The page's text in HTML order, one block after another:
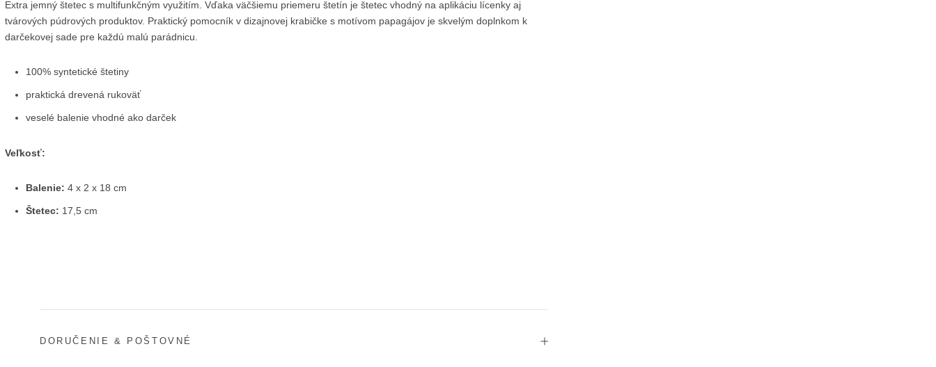
Extra jemný štetec s multifunkčným využitím. Vďaka väčšiemu priemeru štetín je štetec vhodný na aplikáciu lícenky aj
tvárových púdrových produktov. Praktický pomocník v dizajnovej krabičke s motívom papagájov je skvelým doplnkom k
darčekovej sade pre každú malú parádnicu.
100% syntetické štetiny
praktická drevená rukoväť
veselé balenie vhodné ako darček
Veľkosť:
Balenie: 4 x 2 x 18 cm
Štetec: 17,5 cm
DORUČENIE & POŠTOVNÉ